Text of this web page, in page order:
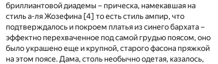
бриллиантовой диадемы – прическа, намекавшая на
стиль а-ля Жозефина [4] то есть стиль ампир, что
подтверждалось и покроем платья из синего бархата –
эффектно перехваченное под самой грудью поясом, оно
было украшено еще и крупной, старого фасона пряжкой
на этом поясе. Дама, столь необычно одетая, казалось,